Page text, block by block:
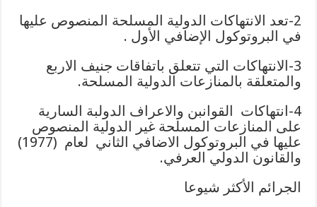
2-تعد الانتهاكات الدولية المسلحة المنصوص عليها
في البروتوكول الإضافي الأول .
3-الانتهاكات التي تتعلق باتفاقات جنيف الاربع
والمتعلقة بالمنازعات الدولية المسلحة.
4-انتهاكات القوانبن والاعراف الدولبة السارية
على المنازعات المسلحة غير الدولية المنصوص
عليها في البروتوكول الاضافي الثاني لعام (1977)
والقانون الدولي العرفي.
الجرائم الأكثر شيوعا